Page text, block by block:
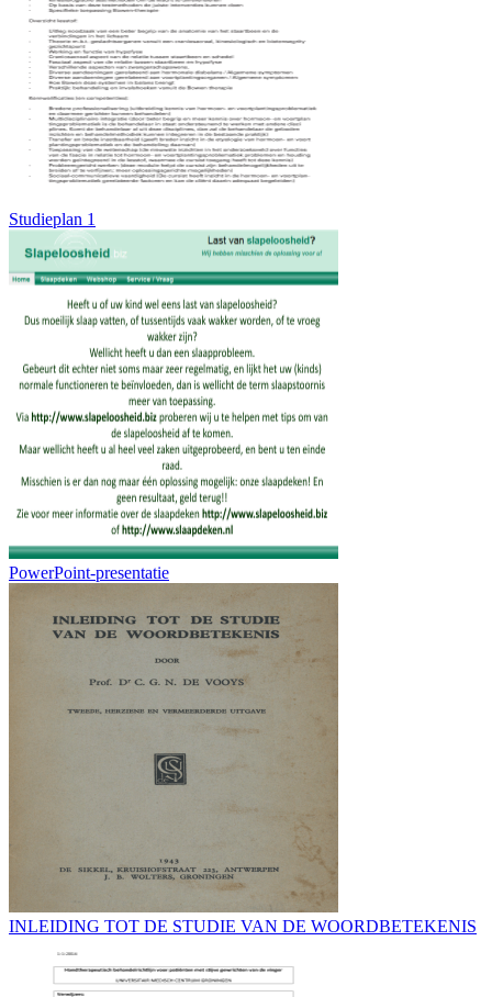
Studieplan 1
PowerPoint-presentatie
INLEIDING TOT DE STUDIE VAN DE WOORDBETEKENIS